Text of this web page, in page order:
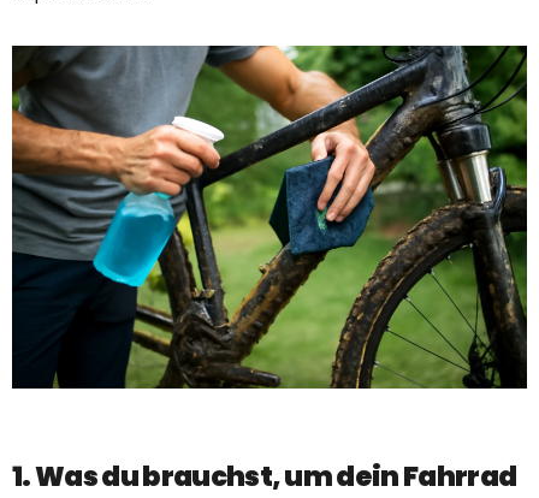
1. Was du brauchst, um dein Fahrrad